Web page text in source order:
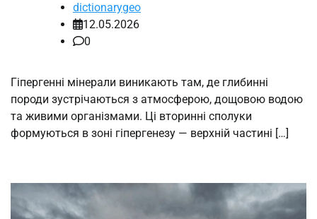
dictionarygeo
12.05.2026
0
Гіпергенні мінерали виникають там, де глибинні
породи зустрічаються з атмосферою, дощовою водою
та живими організмами. Ці вторинні сполуки
формуються в зоні гіпергенезу — верхній частині […]